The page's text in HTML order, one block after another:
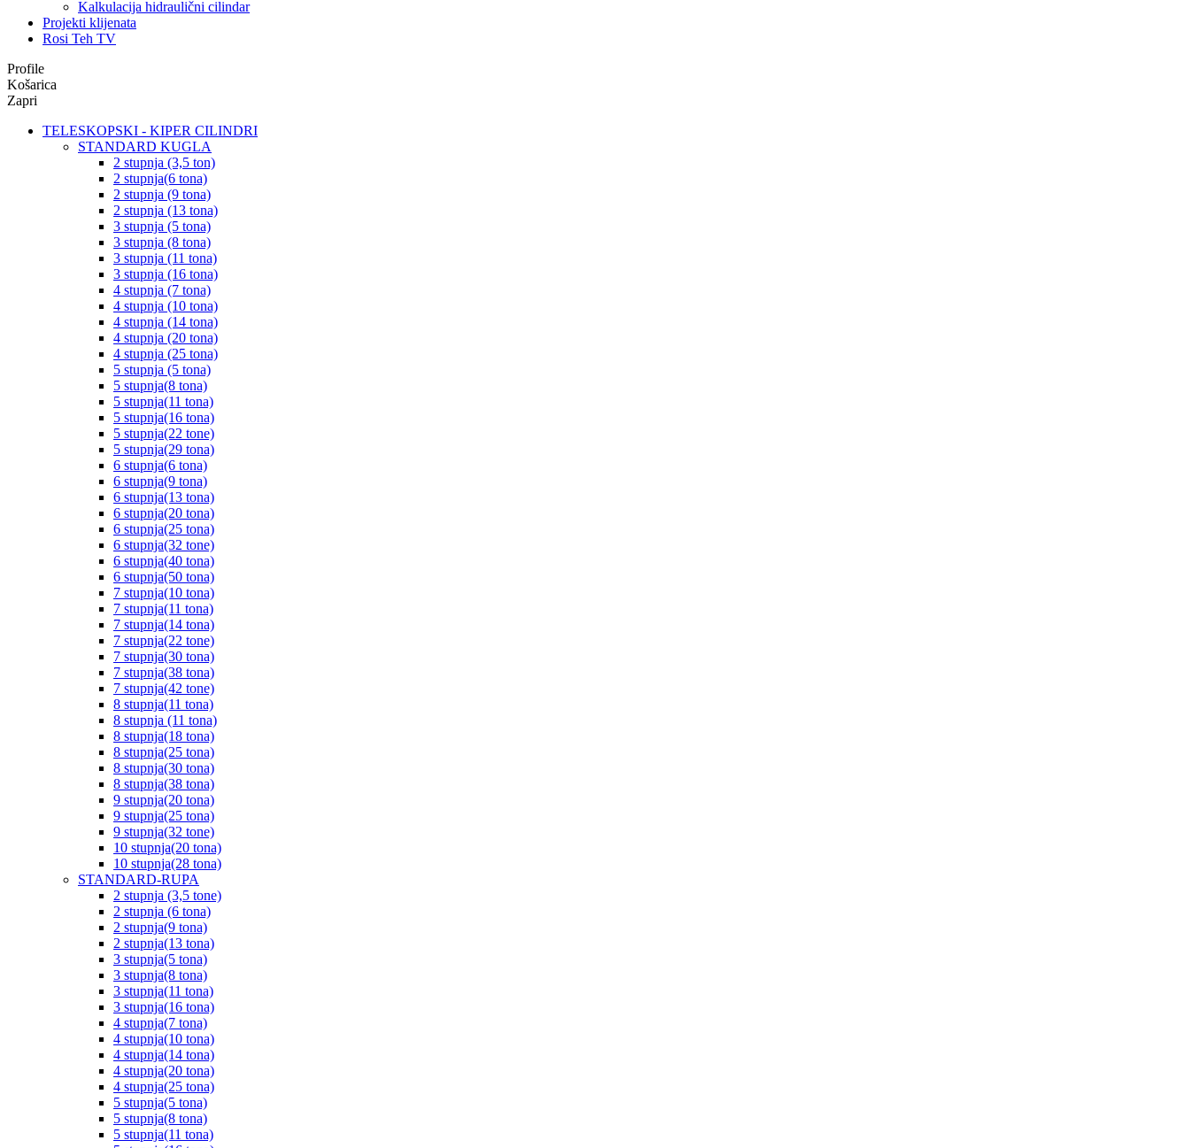
Kalkulacija hidraulični cilindar
Projekti klijenata
Rosi Teh TV
Profile
Košarica
Zapri
TELESKOPSKI - KIPER CILINDRI
STANDARD KUGLA
2 stupnja (3,5 ton)
2 stupnja(6 tona)
2 stupnja (9 tona)
2 stupnja (13 tona)
3 stupnja (5 tona)
3 stupnja (8 tona)
3 stupnja (11 tona)
3 stupnja (16 tona)
4 stupnja (7 tona)
4 stupnja (10 tona)
4 stupnja (14 tona)
4 stupnja (20 tona)
4 stupnja (25 tona)
5 stupnja (5 tona)
5 stupnja(8 tona)
5 stupnja(11 tona)
5 stupnja(16 tona)
5 stupnja(22 tone)
5 stupnja(29 tona)
6 stupnja(6 tona)
6 stupnja(9 tona)
6 stupnja(13 tona)
6 stupnja(20 tona)
6 stupnja(25 tona)
6 stupnja(32 tone)
6 stupnja(40 tona)
6 stupnja(50 tona)
7 stupnja(10 tona)
7 stupnja(11 tona)
7 stupnja(14 tona)
7 stupnja(22 tone)
7 stupnja(30 tona)
7 stupnja(38 tona)
7 stupnja(42 tone)
8 stupnja(11 tona)
8 stupnja (11 tona)
8 stupnja(18 tona)
8 stupnja(25 tona)
8 stupnja(30 tona)
8 stupnja(38 tona)
9 stupnja(20 tona)
9 stupnja(25 tona)
9 stupnja(32 tone)
10 stupnja(20 tona)
10 stupnja(28 tona)
STANDARD-RUPA
2 stupnja (3,5 tone)
2 stupnja (6 tona)
2 stupnja(9 tona)
2 stupnja(13 tona)
3 stupnja(5 tona)
3 stupnja(8 tona)
3 stupnja(11 tona)
3 stupnja(16 tona)
4 stupnja(7 tona)
4 stupnja(10 tona)
4 stupnja(14 tona)
4 stupnja(20 tona)
4 stupnja(25 tona)
5 stupnja(5 tona)
5 stupnja(8 tona)
5 stupnja(11 tona)